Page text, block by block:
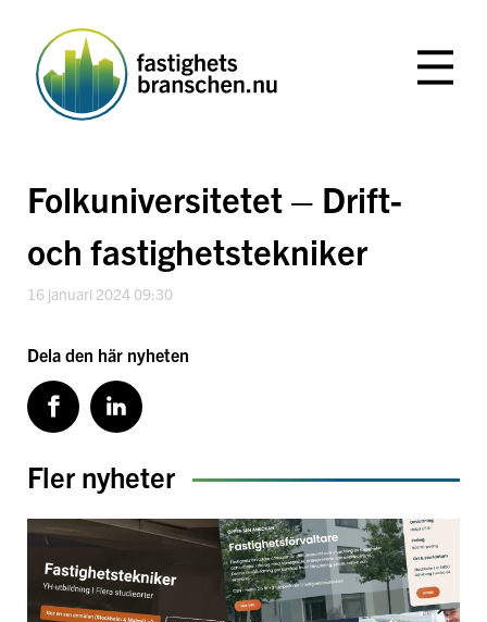
innehåll
Folkuniversitetet – Drift-
och fastighetstekniker
16 januari 2024 09:30
Dela den här nyheten
Fler nyheter